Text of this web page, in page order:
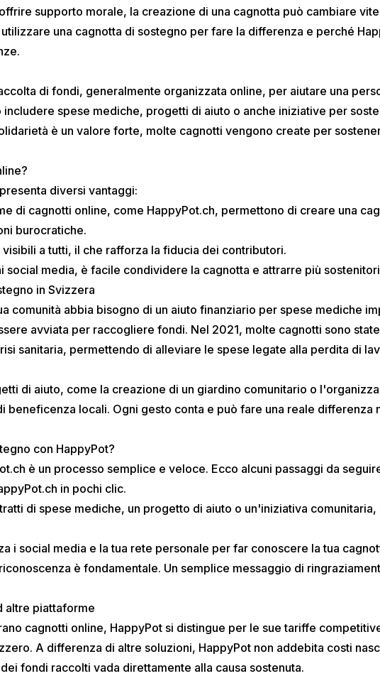
supporto morale, la creazione di una cagnotta può cambiare
una cagnotta di sostegno per fare la differenza e perché
di fondi, generalmente organizzata online, per aiutare una
spese mediche, progetti di aiuto o anche iniziative per
è un valore forte, molte cagnotti vengono create per
diversi vantaggi:
di cagnotti online, come HappyPot.ch, permettono di creare una
burocratiche.
a tutti, il che rafforza la fiducia dei contributori.
social media, è facile condividere la cagnotta e attrarre più
in Svizzera
comunità abbia bisogno di un aiuto finanziario per spese mediche
avviata per raccogliere fondi. Nel 2021, molte cagnotti sono
sanitaria, permettendo di alleviare le spese legate alla perdita di
di aiuto, come la creazione di un giardino comunitario o
locali. Ogni gesto conta e può fare una reale differenza
con HappyPot?
è un processo semplice e veloce. Ecco alcuni passaggi da
in pochi clic.
di spese mediche, un progetto di aiuto o un'iniziativa
i social media e la tua rete personale per far conoscere la tua
è fondamentale. Un semplice messaggio di
altre piattaforme
cagnotti online, HappyPot si distingue per le sue tariffe
A differenza di altre soluzioni, HappyPot non addebita costi
fondi raccolti vada direttamente alla causa sostenuta.